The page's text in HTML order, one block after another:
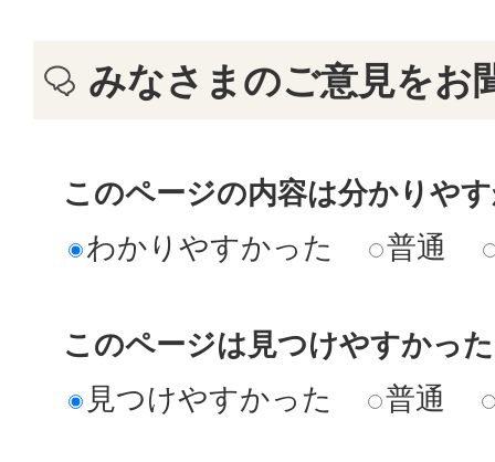
みなさまのご意見をお
このページの内容は分かりや
わかりやすかった
普通
このページは見つけやすかっ
見つけやすかった
普通